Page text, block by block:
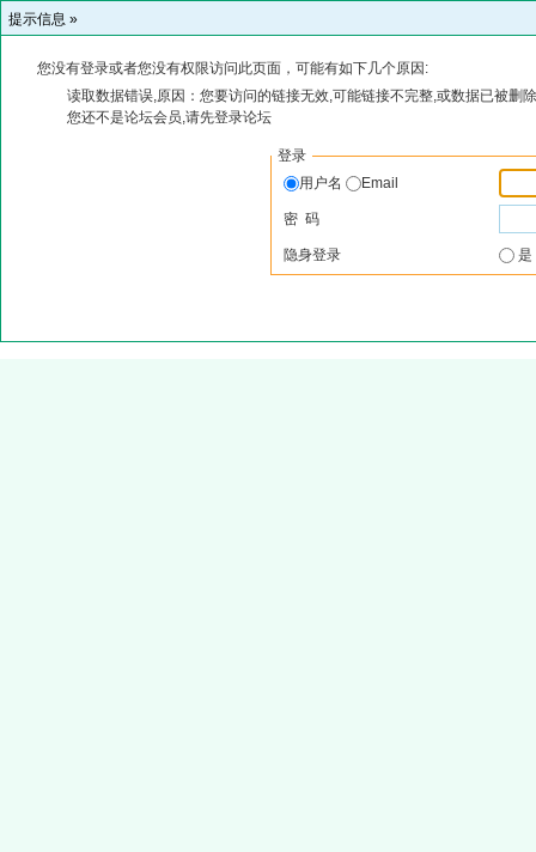
提示信息 »
您没有登录或者您没有权限访问此页面，可能有如下几个原因:
读取数据错误,原因：您要访问的链接无效,可能链接不完整,或数据已被删
您还不是论坛会员,请先登录论坛
登录
用户名
Email
密 码
隐身登录